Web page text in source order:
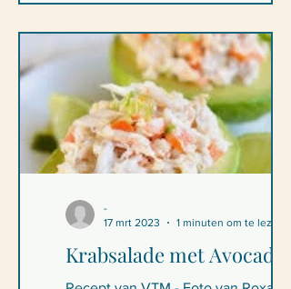
Krabsalade met Avocado
-
17 mrt 2023
1 minuten om te lezen